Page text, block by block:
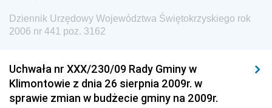
Dziennik Urzędowy Województwa Świętokrzyskiego rok
2006 nr 441 poz. 3162
Uchwała nr XXX/230/09 Rady Gminy w
Klimontowie z dnia 26 sierpnia 2009r. w
sprawie zmian w budżecie gminy na 2009r.